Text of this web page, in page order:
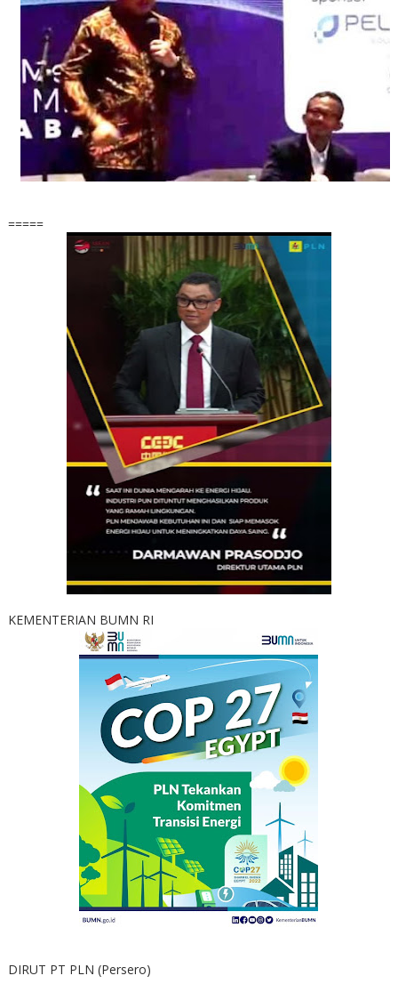
=====
KEMENTERIAN BUMN RI
DIRUT PT PLN (Persero)